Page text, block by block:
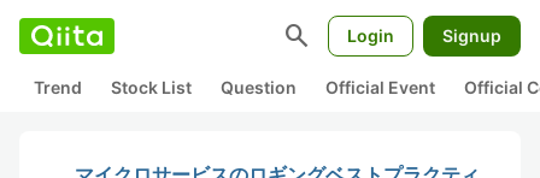
search Login Signup
Trend Stock List Question Official Event Official